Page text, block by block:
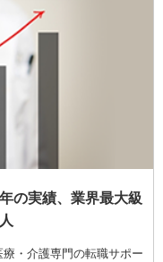
の実績、業界最大級
・介護専門の転職サポー